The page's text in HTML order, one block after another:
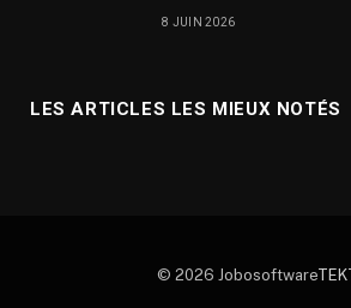
8 JUIN 2026
LES ARTICLES LES MIEUX NOTÉS
© 2026 Jobosoftware